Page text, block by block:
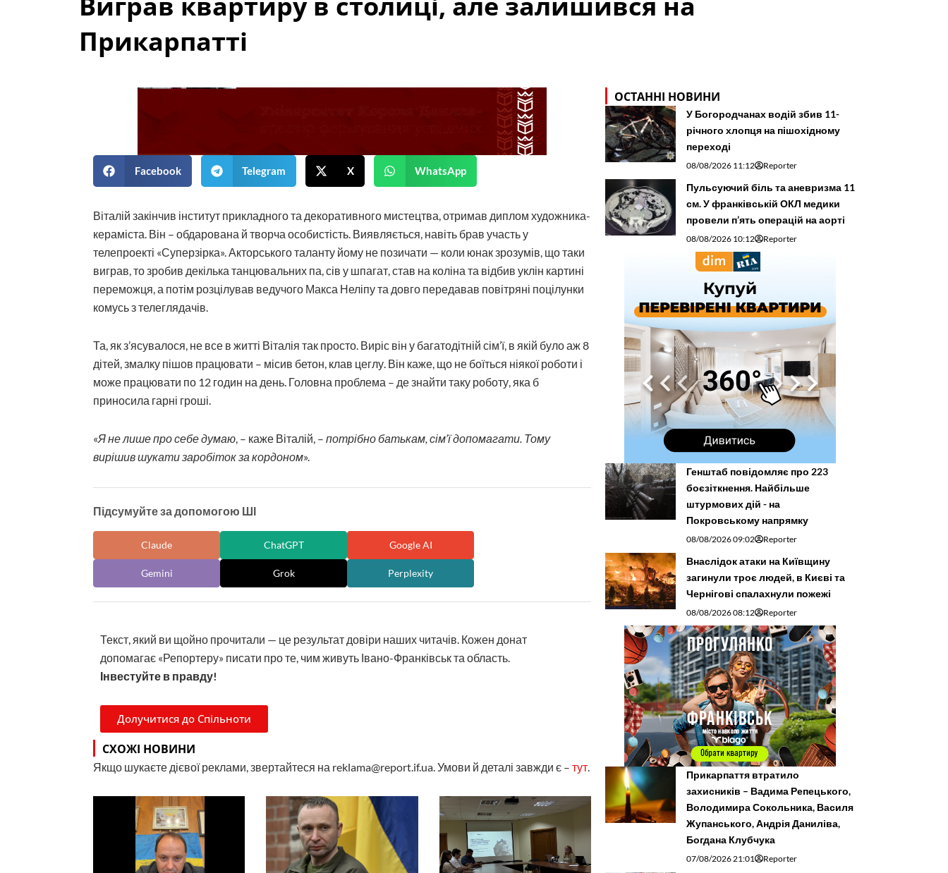
Прикарпатті
Facebook Telegram X WhatsApp
Віталій закінчив інститут прикладного та декоративного мистецтва, отримав диплом художника-
кераміста. Він – обдарована й творча особистість. Виявляється, навіть брав участь у
телепроекті «Суперзірка». Акторського таланту йому не позичати — коли юнак зрозумів, що таки
виграв, то зробив декілька танцювальних па, сів у шпагат, став на коліна та відбив уклін картині
переможця, а потім розцілував ведучого Макса Неліпу та довго передавав повітряні поцілунки
комусь з телеглядачів.
Та, як з’ясувалося, не все в житті Віталія так просто. Виріс він у багатодітній сім’ї, в якій було аж 8
дітей, змалку пішов працювати – місив бетон, клав цеглу. Він каже, що не боїться ніякої роботи і
може працювати по 12 годин на день. Головна проблема – де знайти таку роботу, яка б
приносила гарні гроші.
«Я не лише про себе думаю , – каже Віталій, – потрібно батькам, сім’ї допомагати. Тому
вирішив шукати заробіток за кордоном».
Підсумуйте за допомогою ШІ
Claude ChatGPT Google AI
Gemini Grok Perplexity
Текст, який ви щойно прочитали — це результат довіри наших читачів. Кожен донат
допомагає «Репортеру» писати про те, чим живуть Івано-Франківськ та область.
Інвестуйте в правду!
Долучитися до Спільноти
СХОЖІ НОВИНИ
Якщо шукаєте дієвої реклами, звертайтеся на reklama@report.if.ua. Умови й деталі завжди є – тут
ОСТАННІ НОВИНИ
У Богородчанах водій збив 11-
річного хлопця на пішохідному
переході
08/08/2026 11:12 Reporter
Пульсуючий біль та аневризма 11
см. У франківській ОКЛ медики
провели п’ять операцій на аорті
08/08/2026 10:12 Reporter
Генштаб повідомляє про 223
боєзіткнення. Найбільше
штурмових дій - на
Покровському напрямку
08/08/2026 09:02 Reporter
Внаслідок атаки на Київщину
загинули троє людей, в Києві та
Чернігові спалахнули пожежі
08/08/2026 08:12 Reporter
Прикарпаття втратило
захисників – Вадима Репецького,
Володимира Сокольника, Василя
Жупанського, Андрія Даниліва,
Богдана Клубчука
07/08/2026 21:01 Reporter